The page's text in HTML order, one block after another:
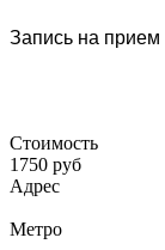
Запись на прием
Стоимость
1750 руб
Адрес
Метро